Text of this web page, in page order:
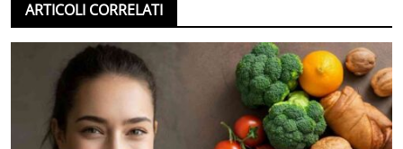
ARTICOLI CORRELATI